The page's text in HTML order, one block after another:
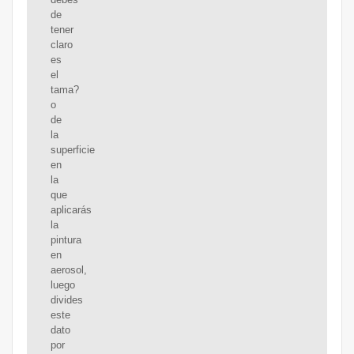
de
tener
claro
es
el
tama?
o
de
la
superficie
en
la
que
aplicarás
la
pintura
en
aerosol,
luego
divides
este
dato
por